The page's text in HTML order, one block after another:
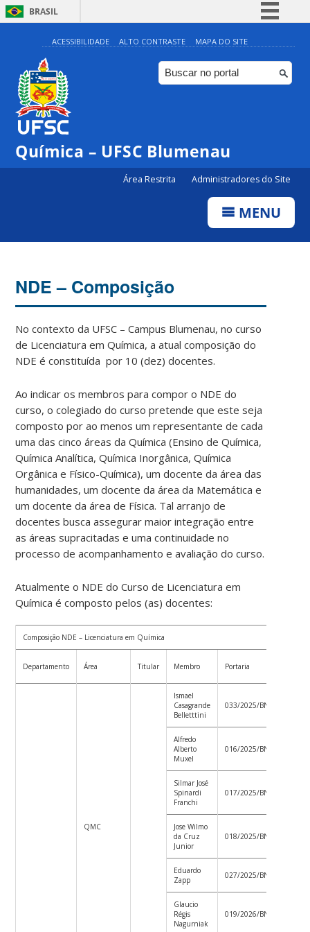
BRASIL
Simplifique!
Comunica BR
Participe
Canais
ACESSIBILIDADE ALTO CONTRASTE MAPA DO SITE
Química – UFSC Blumenau
Área Restrita Administradores do Site
MENU
NDE – Composição
No contexto da UFSC – Campus Blumenau, no curso
de Licenciatura em Química, a atual composição do
NDE é constituída por 10 (dez) docentes.
Ao indicar os membros para compor o NDE do
curso, o colegiado do curso pretende que este seja
composto por ao menos um representante de cada
uma das cinco áreas da Química (Ensino de Química,
Química Analítica, Química Inorgânica, Química
Orgânica e Físico-Química), um docente da área das
humanidades, um docente da área da Matemática e
um docente da área de Física. Tal arranjo de
docentes busca assegurar maior integração entre
as áreas supracitadas e uma continuidade no
processo de acompanhamento e avaliação do curso.
Atualmente o NDE do Curso de Licenciatura em
Química é composto pelos (as) docentes:
Composição NDE – Licenciatura em Química
Departamento Área Titular Membro Portaria
QMC
Ismael
Casagrande
Belletttini
033/2025/BNU
Alfredo
Alberto
Muxel
016/2025/BNU
Silmar José
Spinardi
Franchi
017/2025/BNU
Jose Wilmo
da Cruz
Junior
018/2025/BNU
Eduardo
Zapp
027/2025/BNU
Glaucio
Régis
Nagurniak
019/2026/BNU